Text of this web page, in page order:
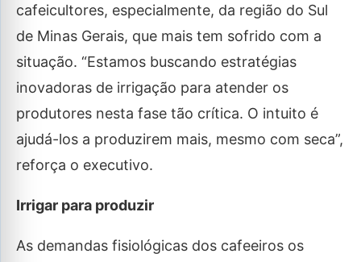
cafeicultores, especialmente, da região do Sul
de Minas Gerais, que mais tem sofrido com a
situação. “Estamos buscando estratégias
inovadoras de irrigação para atender os
produtores nesta fase tão crítica. O intuito é
ajudá-los a produzirem mais, mesmo com seca”,
reforça o executivo.
Irrigar para produzir
As demandas fisiológicas dos cafeeiros os